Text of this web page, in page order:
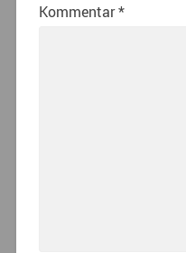
Kommentar*